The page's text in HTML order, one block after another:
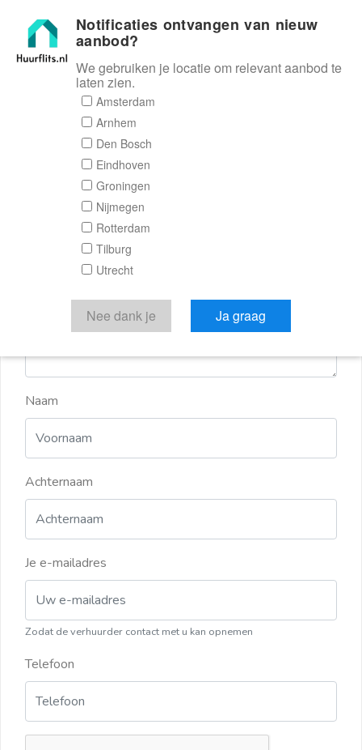
Huurflits
Reactieformulier
Huurflits
Verstuur je bericht
Door een bericht te sturen kom je in contact met de
aanbieder of makelaar van de woning.
Naam
Achternaam
Je e-mailadres
Zodat de verhuurder contact met u kan opnemen
Telefoon
Notificaties ontvangen van nieuw
aanbod?
We gebruiken je locatie om relevant aanbod te
laten zien.
Amsterdam
Arnhem
Den Bosch
Eindhoven
Groningen
Nijmegen
Rotterdam
Tilburg
Utrecht
Nee dank je Ja graag